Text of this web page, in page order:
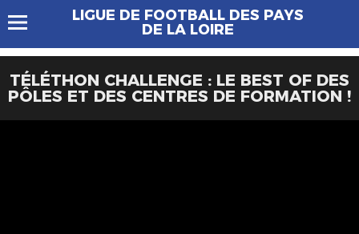
LIGUE DE FOOTBALL DES PAYS
DE LA LOIRE
TÉLÉTHON CHALLENGE : LE BEST OF DES
PÔLES ET DES CENTRES DE FORMATION !